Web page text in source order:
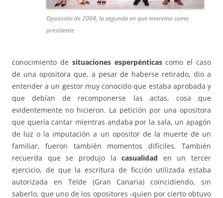
Oposición de 2004, la segunda en que intervino como
presidente
conocimiento de situaciones esperpénticascomo el caso
de una opositora que, a pesar de haberse retirado, dio a
entender a un gestor muy conocido que estaba aprobada y
que debían de recomponerse las actas, cosa que
evidentemente no hicieron. La petición por una opositora
que quería cantar mientras andaba por la sala, un apagón
de luz o la imputación a un opositor de la muerte de un
familiar, fueron también momentos difíciles. También
recuerda que se produjo lacasualidad en un tercer
ejercicio, de que la escritura de ficción utilizada estaba
autorizada en Telde (Gran Canaria) coincidiendo, sin
saberlo, que uno de los opositores -quien por cierto obtuvo